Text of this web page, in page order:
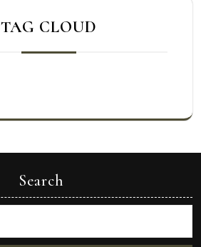
TAG CLOUD
Search